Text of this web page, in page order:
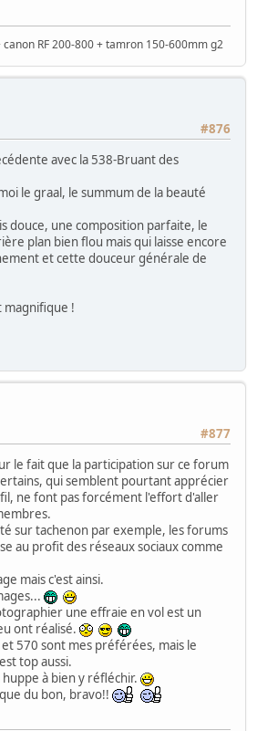
RF 200-800 + tamron 150-600mm g2
#876
avec la 538-Bruant des
le graal, le summum de la beauté
douce, une composition parfaite, le
plan bien flou mais qui laisse encore
et cette douceur générale de
!
#877
le fait que la participation sur ce forum
qui semblent pourtant apprécier
ne font pas forcément l'effort d'aller
sur tachenon par exemple, les forums
au profit des réseaux sociaux comme
mais c'est ainsi.
une effraie en vol est un
ont réalisé.
570 sont mes préférées, mais le
top aussi.
huppe à bien y réfléchir.
du bon, bravo!!